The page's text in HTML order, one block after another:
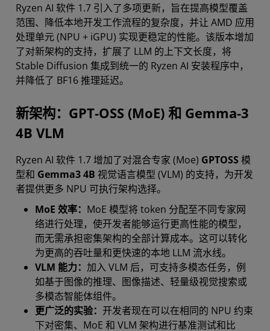
Ryzen AI 软件 1.7 引入了多项更新，旨在提高模型覆盖
范围、降低本地开发工作流程的复杂度，并让 AMD 应用
处理单元 (NPU + iGPU) 实现更稳定的性能。该版本增加
了对新架构的支持，扩展了 LLM 的上下文长度，将
Stable Diffusion 集成到统一的 Ryzen AI 安装程序中，
并降低了 BF16 推理延迟。
新架构：GPT‑OSS (MoE) 和 Gemma‑3
4B VLM
Ryzen AI 软件 1.7 增加了对混合专家 (Moe) GPTOSS 模
型和 Gemma3 4B 视觉语言模型 (VLM) 的支持，为开发
者提供更多 NPU 可执行架构选择。
MoE 效率： MoE 模型将 token 分配至不同专家网
络进行处理，使开发者能够运行更高性能的模型，
而无需承担密集架构的全部计算成本。这可以转化
为更高的吞吐量和更快速的本地 LLM 流水线。
VLM 能力： 加入 VLM 后，可支持多模态任务，例
如基于图像的推理、图像描述、轻量级视觉搜索或
多模态智能体组件。
更广泛的实验： 开发者现在可以在相同的 NPU 约束
下对密集、MoE 和 VLM 架构进行基准测试和比